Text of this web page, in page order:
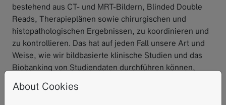
bestehend aus CT- und MRT-Bildern, Blinded Double
Reads, Therapieplänen sowie chirurgischen und
histopathologischen Ergebnissen, zu koordinieren und
zu kontrollieren. Das hat auf jeden Fall unsere Art und
Weise, wie wir bildbasierte klinische Studien und das
Biobanking von Studiendaten durchführen können,
About Cookies